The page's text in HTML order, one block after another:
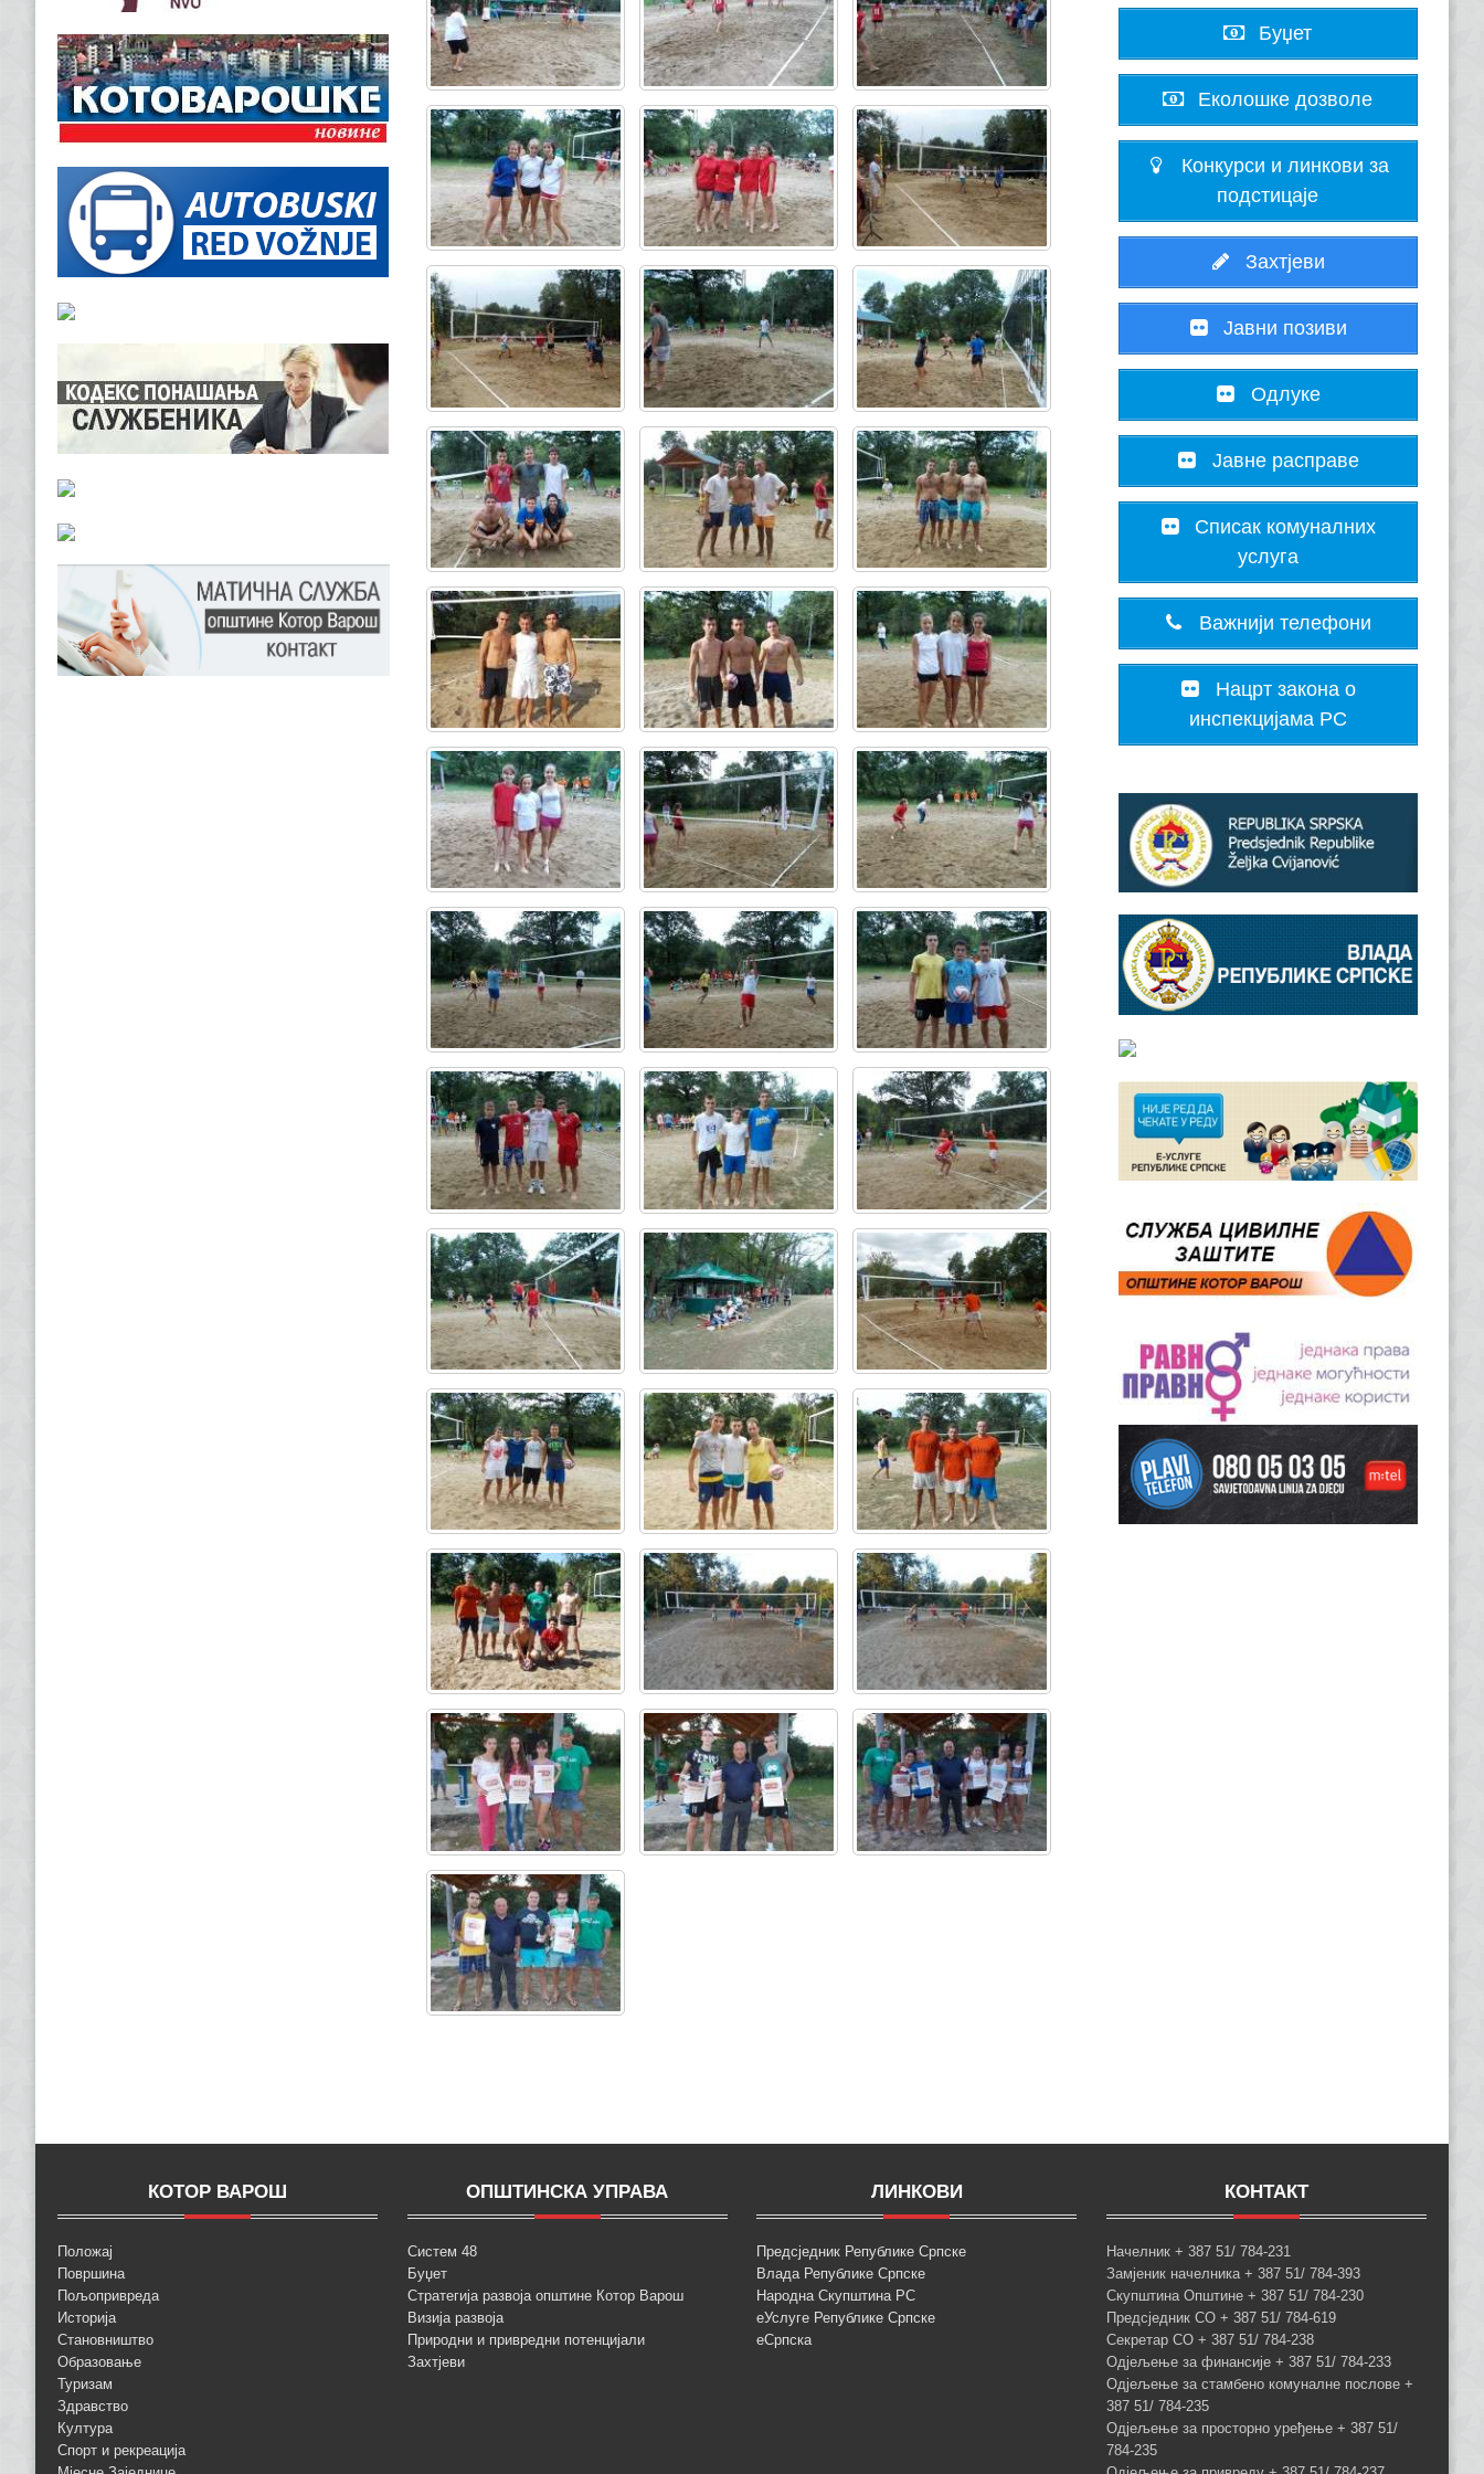
Буџет
Еколошке дозволе
Конкурси и линкови за
подстицаје
Захтјеви
Јавни позиви
Одлуке
Јавне расправе
Списак комуналних
услуга
Важнији телефони
Нацрт закона о
инспекцијама РС
КОТОР ВАРОШ
Положај
Површина
Пољопривреда
Историја
Становништво
Образовање
Туризам
Здравство
Култура
Спорт и рекреација
ОПШТИНСКА УПРАВА
Систем 48
Буџет
Стратегија развоја општине Котор Варош
Визија развоја
Природни и привредни потенцијали
Захтјеви
ЛИНКОВИ
Предсједник Републике Српске
Влада Републике Српске
Народна Скупштина РС
еУслуге Републике Српске
еСрпска
КОНТАКТ
Начелник + 387 51/ 784-231
Замјеник начелника + 387 51/ 784-393
Скупштина Општине + 387 51/ 784-230
Предсједник СО + 387 51/ 784-619
Секретар СО + 387 51/ 784-238
Одјељење за финансије + 387 51/ 784-233
Одјељење за стамбено комуналне послове +
387 51/ 784-235
Одјељење за просторно уређење + 387 51/
784-235